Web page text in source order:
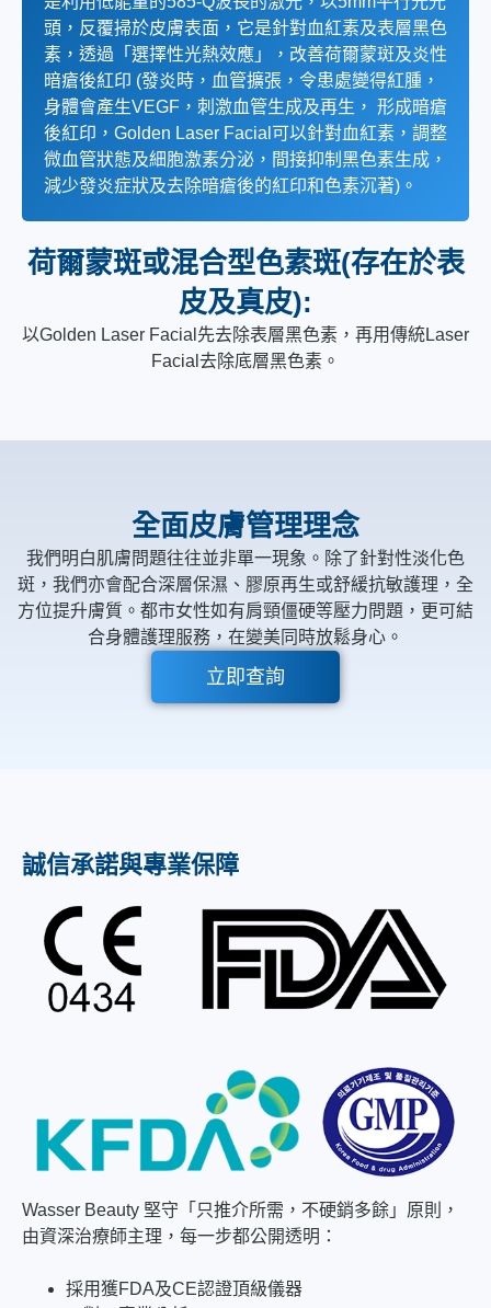
頭，反覆掃於皮膚表面，它是針對血紅素及表層黑色
素，透過「選擇性光熱效應」，改善荷爾蒙斑及炎性
暗瘡後紅印 (發炎時，血管擴張，令患處變得紅腫，
身體會產生VEGF，刺激血管生成及再生， 形成暗瘡
後紅印，Golden Laser Facial可以針對血紅素，調整
微血管狀態及細胞激素分泌，間接抑制黑色素生成，
減少發炎症狀及去除暗瘡後的紅印和色素沉著)。
荷爾蒙斑或混合型色素斑(存在於表
皮及真皮):
以Golden Laser Facial先去除表層黑色素，再用傳統Laser
Facial去除底層黑色素。
全面皮膚管理理念
我們明白肌膚問題往往並非單一現象。除了針對性淡化色
斑，我們亦會配合深層保濕、膠原再生或舒緩抗敏護理，全
方位提升膚質。都市女性如有肩頸僵硬等壓力問題，更可結
合身體護理服務，在變美同時放鬆身心。
立即查詢
誠信承諾與專業保障
Wasser Beauty 堅守「只推介所需，不硬銷多餘」原則，
由資深治療師主理，每一步都公開透明：
採用獲FDA及CE認證頂級儀器